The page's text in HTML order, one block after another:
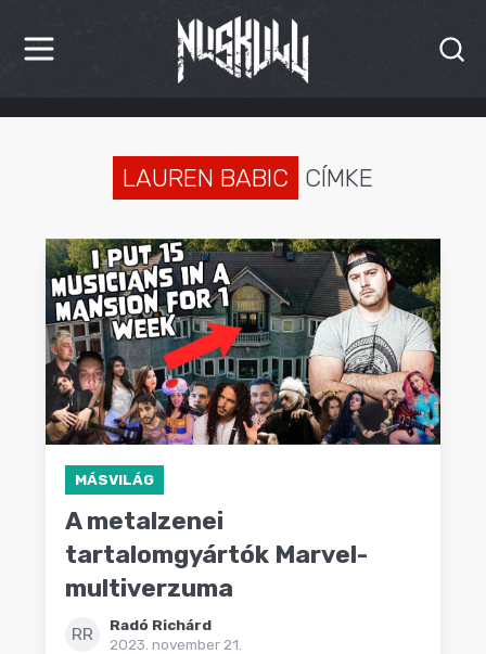
HÍREK
INTERJÚK
PREMIEREK
KULT
MÁSVILÁG
BLOG
LAUREN BABIC CÍMKE
MÁSVILÁG
A metalzenei
tartalomgyártók Marvel-
multiverzuma
RR
Radó Richárd
2023. november 21.